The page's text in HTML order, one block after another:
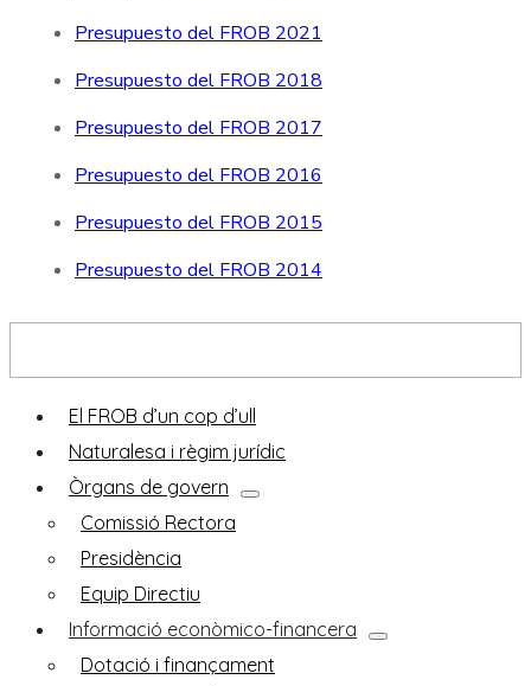
Presupuesto del FROB 2021
Presupuesto del FROB 2018
Presupuesto del FROB 2017
Presupuesto del FROB 2016
Presupuesto del FROB 2015
Presupuesto del FROB 2014
El FROB d’un cop d’ull
Naturalesa i règim jurídic
Òrgans de govern
Comissió Rectora
Presidència
Equip Directiu
Informació econòmico-financera
Dotació i finançament